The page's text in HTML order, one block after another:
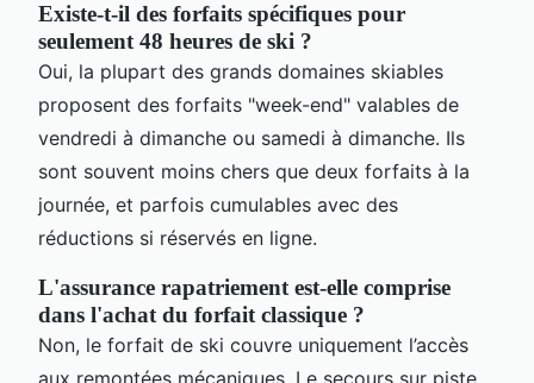
Existe-t-il des forfaits spécifiques pour
seulement 48 heures de ski ?
Oui, la plupart des grands domaines skiables
proposent des forfaits "week-end" valables de
vendredi à dimanche ou samedi à dimanche. Ils
sont souvent moins chers que deux forfaits à la
journée, et parfois cumulables avec des
réductions si réservés en ligne.
L'assurance rapatriement est-elle comprise
dans l'achat du forfait classique ?
Non, le forfait de ski couvre uniquement l’accès